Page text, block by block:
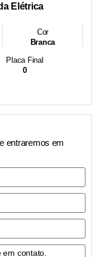
Elétrica
Cor
Branca
Placa Final
0
entraremos em